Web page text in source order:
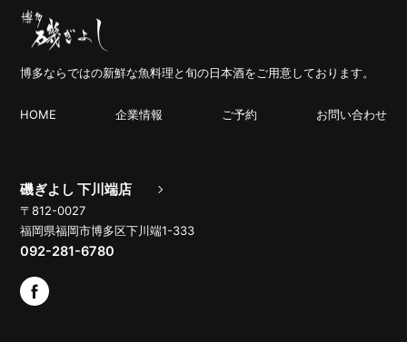
博多ならではの新鮮な魚料理と旬の日本酒をご用意しております。
HOME 企業情報 ご予約 お問い合わせ
磯ぎよし 下川端店
〒812-0027
福岡県福岡市博多区下川端1-333
092-281-6780